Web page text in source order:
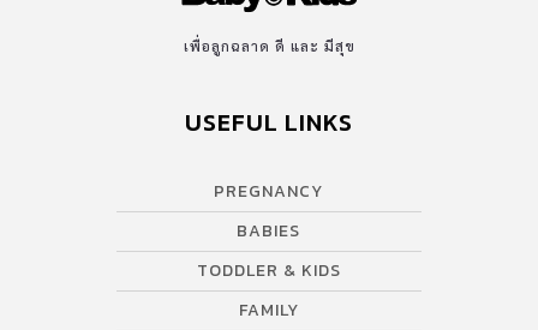
เพื่อลูกฉลาด ดี และ มีสุข
USEFUL LINKS
PREGNANCY
BABIES
TODDLER & KIDS
FAMILY